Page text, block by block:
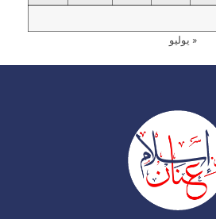
« يوليو